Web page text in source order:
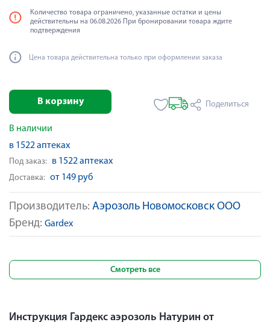
Производитель: Аэрозоль Новомосковск ООО
Бренд: Gardex
Количество товара ограничено, указанные остатки и цены
действительны на 06.08.2026 При бронировании товара ждите
подтверждения
Цена товара действительна только при оформлении заказа
В корзину Поделиться
В наличии
в 1522 аптеках
Под заказ: в 1522 аптеках
Доставка: от 149 руб
Смотреть все
Инструкция Гардекс аэрозоль Натурин от